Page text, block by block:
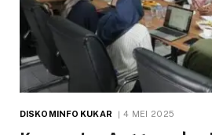
DISKOMINFO KUKAR 4 MEI 2025